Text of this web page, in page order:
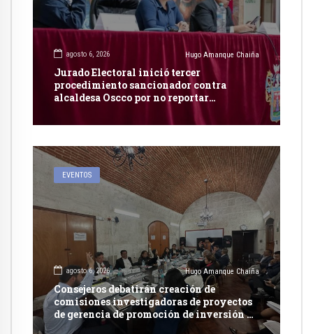
agosto 6, 2026 Hugo Amanque Chaiña
Jurado Electoral inició tercer
procedimiento sancionador contra
alcaldesa Oscco por no reportar
EVENTOS
agosto 6, 2026 Hugo Amanque Chaiña
Consejeros debatirán creación de
comisiones investigadoras de proyectos
de gerencia de promoción de inversión y
carretera en Caylloma